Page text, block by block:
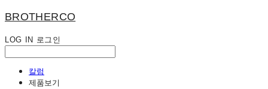
BROTHERCO
LOG IN 로그인
칼럼
제품보기